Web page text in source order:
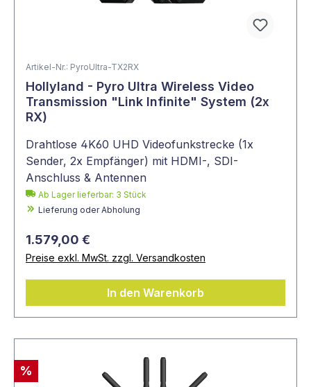
Artikel-Nr.: PyroUltra-TX2RX
Hollyland - Pyro Ultra Wireless Video
Transmission "Link Infinite" System (2x
RX)
Drahtlose 4K60 UHD Videofunkstrecke (1x
Sender, 2x Empfänger) mit HDMI-, SDI-
Anschluss & Antennen
Ab Lager lieferbar: 3 Stück
Lieferung oder Abholung
1.579,00 €
Preise exkl. MwSt. zzgl. Versandkosten
In den Warenkorb
%